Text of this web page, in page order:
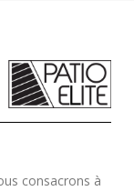
consacrons à